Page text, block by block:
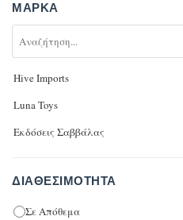
ΜΆΡΚΑ
Hive Imports
Luna Toys
Εκδόσεις Σαββάλας
ΔΙΑΘΕΣΙΜΌΤΗΤΑ
Σε Απόθεμα